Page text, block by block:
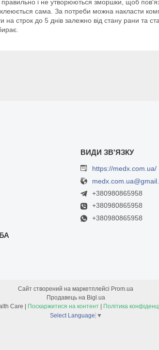
правильно і не утворюються зморшки, щоб
сама. За потреби можна накласти
строк до 5 днів залежно від стану рани та
https://medx.com.ua/
+380980865958
+380980865958
+380980865958
Сайт створений на маркетплейсі Prom.ua
Продавець на Bigl.ua
MedX Health Care | Поскаржитися на контент | Політика
Select Language ▼